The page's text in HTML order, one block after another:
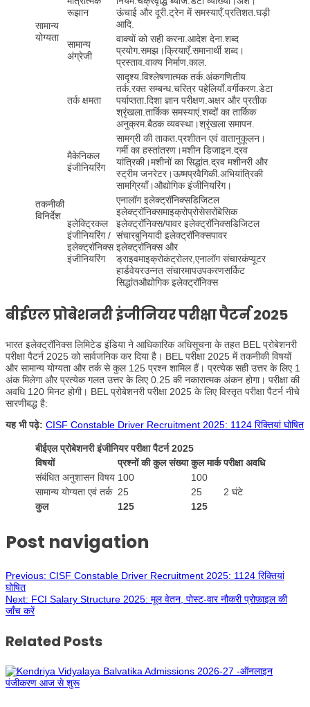
सामान्य
योग्यता
रूझान
ऊंचाई और दूरी.ट्रेन में समस्याएँ.प्रतिशत.घड़ी
आदि.
सामान्य
अंग्रेजी
वाक्यों को सही करना.आदेश देना.शब्द
प्रयोग.समझ।क्रियाएँ.समानार्थी शब्द।
प्रस्ताव.वाक्य निर्माण.काल.
तर्क क्षमता
सादृश्य.विश्लेषणात्मक तर्क.अंकगणितीय
तर्क.रक्त सम्बन्ध.चरित्र पहेलियाँ.वर्गीकरण.डेटा
पर्याप्तता.दिशा ज्ञान परीक्षण.अक्षर और प्रतीक
श्रृंखला.तार्किक समस्याएं.शब्दों का तार्किक
अनुक्रम.बैठक व्यवस्था।श्रृंखला समापन.
तकनीकी
विनिर्देश
मैकेनिकल
इंजीनियरिंग
सामग्री की ताकत.प्रशीतन एवं वातानुकूलन।
गर्मी का हस्तांतरण।मशीन डिजाइन.द्रव
यांत्रिकी।मशीनों का सिद्धांत.द्रव मशीनरी और
स्ट्रीम जनरेटर।ऊष्मप्रवैगिकी.अभियांत्रिकी
सामग्रियाँ।औद्योगिक इंजीनियरिंग।
इलेक्ट्रिकल
इंजीनियरिंग /
इलेक्ट्रॉनिक्स
इंजीनियरिंग
एनालॉग इलेक्ट्रॉनिक्सडिजिटल
इलेक्ट्रॉनिक्समाइक्रोप्रोसेसरोंबेसिक
इलेक्ट्रॉनिक्स/पावर इलेक्ट्रॉनिक्सडिजिटल
संचारबुनियादी इलेक्ट्रॉनिक्सपावर
इलेक्ट्रॉनिक्स और
ड्राइवमाइक्रोकंट्रोलर,एनालॉग संचारकंप्यूटर
हार्डवेयरउन्नत संचारमापउपकरणसर्किट
सिद्धांतऔद्योगिक इलेक्ट्रॉनिक्स
बीईएल प्रोबेशनरी इंजीनियरपरीक्षा पैटर्न 2025
भारत इलेक्ट्रॉनिक्स लिमिटेड इंडिया ने आधिकारिक अधिसूचना के तहत BEL प्रोबेशनरी
परीक्षा पैटर्न 2025 को सार्वजनिक कर दिया है। BEL परीक्षा 2025 में तकनीकी विषयों
और सामान्य योग्यता और तर्क से कुल 125 प्रश्न शामिल हैं। प्रत्येक सही उत्तर के लिए 1
अंक मिलेगा और प्रत्येक गलत उत्तर के लिए 0.25 की नकारात्मक अंकन होगा। परीक्षा की
अवधि 120 मिनट होगी। BEL प्रोबेशनरी परीक्षा 2025 के लिए विस्तृत परीक्षा पैटर्न नीचे
सारणीबद्ध है:
यह भी पढ़े: CISF Constable Driver Recruitment 2025: 1124 रिक्तियां घोषित
बीईएल प्रोबेशनरी इंजीनियर परीक्षा पैटर्न 2025
विषयों
प्रश्नों की कुल संख्या कुल मार्क परीक्षा अवधि
संबंधित अनुशासन विषय 100
100
2 घंटे
सामान्य योग्यता एवं तर्क 25
25
कुल
125 125
Post navigation
Previous: CISF Constable Driver Recruitment 2025: 1124 रिक्तियां
घोषित
Next: FCI Salary Structure 2025: मूल वेतन, पोस्ट-वार नौकरी प्रोफ़ाइल की
जाँच करें
Related Posts